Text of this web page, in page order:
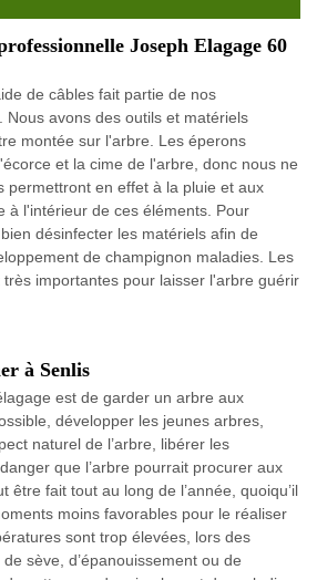
Joseph Elagage 60
de câbles fait partie de nos
Nous avons des outils et matériels
montée sur l'arbre. Les éperons
et la cime de l'arbre, donc nous ne
permettront en effet à la pluie et aux
à l'intérieur de ces éléments. Pour
désinfecter les matériels afin de
de champignon maladies. Les
importantes pour laisser l'arbre guérir
à Senlis
est de garder un arbre aux
développer les jeunes arbres,
naturel de l’arbre, libérer les
que l’arbre pourrait procurer aux
être fait tout au long de l’année, quoiqu’il
moins favorables pour le réaliser
sont trop élevées, lors des
sève, d’épanouissement ou de